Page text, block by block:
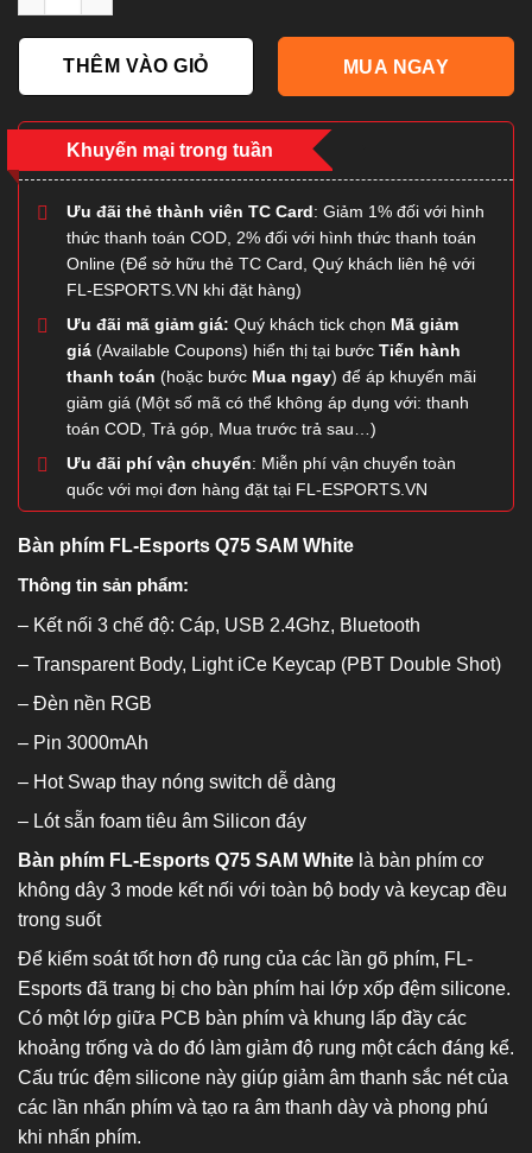
THÊM VÀO GIỎ MUA NGAY
Khuyến mại trong tuần
Ưu đãi thẻ thành viên TC Card: Giảm 1% đối với hình
thức thanh toán COD, 2% đối với hình thức thanh toán
Online (Để sở hữu thẻ TC Card, Quý khách liên hệ với
FL-ESPORTS.VN khi đặt hàng)
Ưu đãi mã giảm giá: Quý khách tick chọn Mã giảm
giá (Available Coupons) hiển thị tại bước Tiến hành
thanh toán (hoặc bước Mua ngay) để áp khuyến mãi
giảm giá (Một số mã có thể không áp dụng với: thanh
toán COD, Trả góp, Mua trước trả sau…)
Ưu đãi phí vận chuyển: Miễn phí vận chuyển toàn
quốc với mọi đơn hàng đặt tại FL-ESPORTS.VN
Bàn phím FL-Esports Q75 SAM White
Thông tin sản phẩm:
– Kết nối 3 chế độ: Cáp, USB 2.4Ghz, Bluetooth
– Transparent Body, Light iCe Keycap (PBT Double Shot)
– Đèn nền RGB
– Pin 3000mAh
– Hot Swap thay nóng switch dễ dàng
– Lót sẵn foam tiêu âm Silicon đáy
Bàn phím FL-Esports Q75 SAM White là bàn phím cơ
không dây 3 mode kết nối với toàn bộ body và keycap đều
trong suốt
Để kiểm soát tốt hơn độ rung của các lần gõ phím, FL-
Esports đã trang bị cho bàn phím hai lớp xốp đệm silicone.
Có một lớp giữa PCB bàn phím và khung lấp đầy các
khoảng trống và do đó làm giảm độ rung một cách đáng kể.
Cấu trúc đệm silicone này giúp giảm âm thanh sắc nét của
các lần nhấn phím và tạo ra âm thanh dày và phong phú
khi nhấn phím.